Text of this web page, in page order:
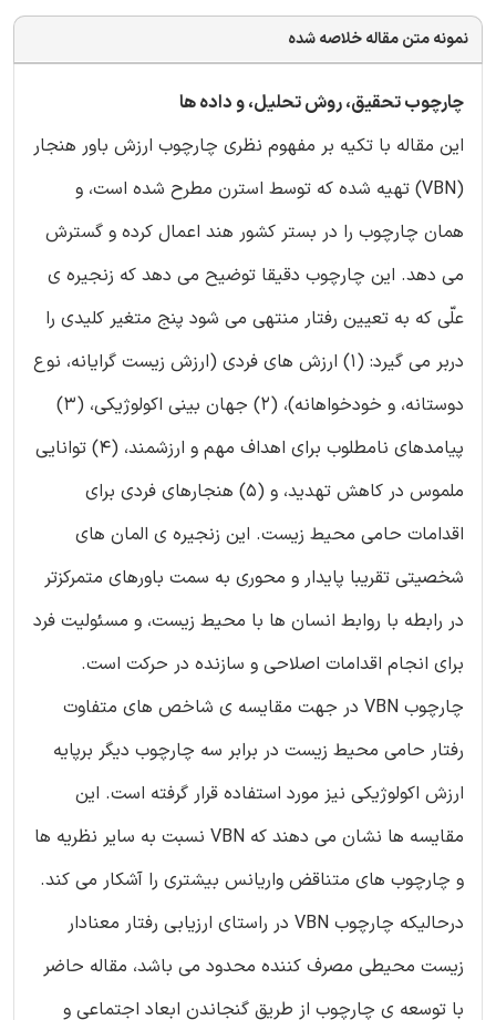
نمونه متن مقاله خلاصه شده
چارچوب تحقیق، روش تحلیل، و داده ها
این مقاله با تکیه بر مفهوم نظری چارچوب ارزش باور هنجار
(VBN) تهیه شده که توسط استرن مطرح شده است، و
همان چارچوب را در بستر کشور هند اعمال کرده و گسترش
می دهد. این چارچوب دقیقا توضیح می دهد که زنجیره ی
علّی که به تعیین رفتار منتهی می شود پنج متغیر کلیدی را
دربر می گیرد: (1) ارزش های فردی (ارزش زیست گرایانه، نوع
دوستانه، و خودخواهانه)، (2) جهان بینی اکولوژیکی، (3)
پیامدهای نامطلوب برای اهداف مهم و ارزشمند، (4) توانایی
ملموس در کاهش تهدید، و (5) هنجارهای فردی برای
اقدامات حامی محیط زیست. این زنجیره ی المان های
شخصیتی تقریبا پایدار و محوری به سمت باورهای متمرکزتر
در رابطه با روابط انسان ها با محیط زیست، و مسئولیت فرد
برای انجام اقدامات اصلاحی و سازنده در حرکت است.
چارچوب VBN در جهت مقایسه ی شاخص های متفاوت
رفتار حامی محیط زیست در برابر سه چارچوب دیگر برپایه
ارزش اکولوژیکی نیز مورد استفاده قرار گرفته است. این
مقایسه ها نشان می دهند که VBN نسبت به سایر نظریه ها
و چارچوب های متناقض واریانس بیشتری را آشکار می کند.
درحالیکه چارچوب VBN در راستای ارزیابی رفتار معنادار
زیست محیطی مصرف کننده محدود می باشد، مقاله حاضر
با توسعه ی چارچوب از طریق گنجاندن ابعاد اجتماعی و